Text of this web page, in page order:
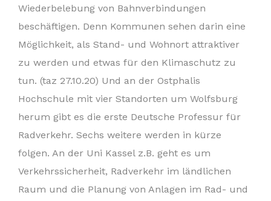
Wiederbelebung von Bahnverbindungen
beschäftigen. Denn Kommunen sehen darin eine
Möglichkeit, als Stand- und Wohnort attraktiver
zu werden und etwas für den Klimaschutz zu
tun. (taz 27.10.20) Und an der Ostphalis
Hochschule mit vier Standorten um Wolfsburg
herum gibt es die erste Deutsche Professur für
Radverkehr. Sechs weitere werden in kürze
folgen. An der Uni Kassel z.B. geht es um
Verkehrssicherheit, Radverkehr im ländlichen
Raum und die Planung von Anlagen im Rad- und